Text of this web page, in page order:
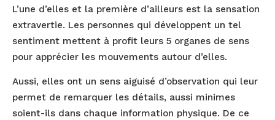
L’une d’elles et la première d’ailleurs est la sensation
extravertie. Les personnes qui développent un tel
sentiment mettent à profit leurs 5 organes de sens
pour apprécier les mouvements autour d’elles.
Aussi, elles ont un sens aiguisé d’observation qui leur
permet de remarquer les détails, aussi minimes
soient-ils dans chaque information physique. De ce